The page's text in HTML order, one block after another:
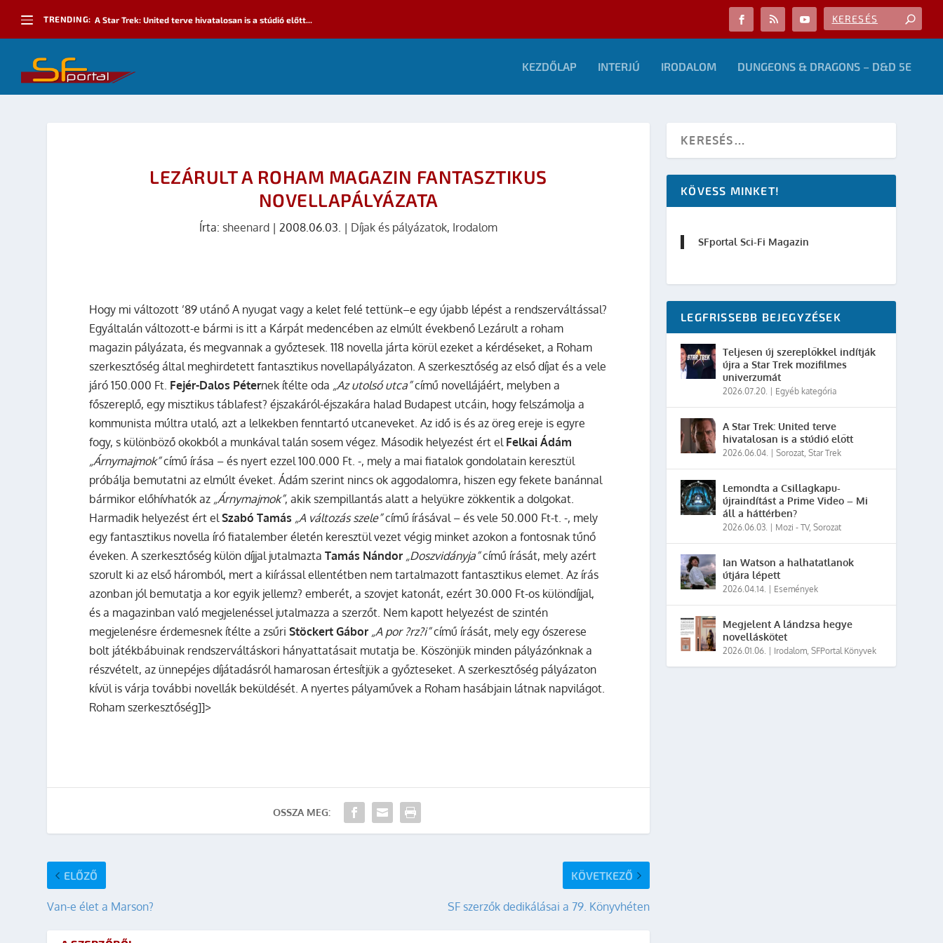
TRENDING: A Star Trek: United terve hivatalosan is a stúdió előtt...
KEZDŐLAP INTERJÚ IRODALOM DUNGEONS & DRAGONS – D&D 5E
LEZÁRULT A ROHAM MAGAZIN FANTASZTIKUS
NOVELLAPÁLYÁZATA
Írta:sheenard |2008.06.03. | Díjak és pályázatok, Irodalom
Hogy mi változott ’89 utánő A nyugat vagy a kelet felé tettünk–e egy újabb lépést a rendszerváltással?
Egyáltalán változott-e bármi is itt a Kárpát medencében az elmúlt évekbenő Lezárult a roham
magazin pályázata, és megvannak a győztesek. 118 novella járta körül ezeket a kérdéseket, a Roham
szerkesztőség által meghirdetett fantasztikus novellapályázaton. A szerkesztőség az első díjat és a vele
járó 150.000 Ft. Fejér-Dalos Péternek ítélte oda „Az utolsó utca”című novellájáért, melyben a
főszereplő, egy misztikus táblafest? éjszakáról-éjszakára halad Budapest utcáin, hogy felszámolja a
kommunista múltra utaló, azt a lelkekben fenntartó utcaneveket. Az idő is és az öreg ereje is egyre
fogy, s különböző okokból a munkával talán sosem végez. Második helyezést ért el Felkai Ádám
„Árnymajmok”című írása – és nyert ezzel 100.000 Ft. -, mely a mai fiatalok gondolatain keresztül
próbálja bemutatni az elmúlt éveket. Ádám szerint nincs ok aggodalomra, hiszen egy fekete banánnal
bármikor előhívhatók az „Árnymajmok”, akik szempillantás alatt a helyükre zökkentik a dolgokat.
Harmadik helyezést ért elSzabó Tamás „A változás szele”című írásával – és vele 50.000 Ft-t. -, mely
egy fantasztikus novella író fiatalember életén keresztül vezet végig minket azokon a fontosnak tűnő
éveken. A szerkesztőség külön díjjal jutalmaztaTamás Nándor „Doszvidányja”című írását, mely azért
szorult ki az első háromból, mert a kiírással ellentétben nem tartalmazott fantasztikus elemet. Az írás
azonban jól bemutatja a kor egyik jellemz? emberét, a szovjet katonát, ezért 30.000 Ft-os különdíjjal,
és a magazinban való megjelenéssel jutalmazza a szerzőt. Nem kapott helyezést de szintén
megjelenésre érdemesnek ítélte a zsűriStöckert Gábor „A por ?rz?i”című írását, mely egy ószerese
bolt játékbábuinak rendszerváltáskori hányattatásait mutatja be. Köszönjük minden pályázónknak a
részvételt, az ünnepéjes díjátadásról hamarosan értesítjük a győzteseket. A szerkesztőség pályázaton
kívül is várja további novellák beküldését. A nyertes pályaművek a Roham hasábjain látnak napvilágot.
Roham szerkesztőség]]>
OSSZA MEG:
ELŐZŐ
Van-e élet a Marson?
KÖVETKEZŐ
SF szerzők dedikálásai a 79. Könyvhéten
KÖVESS MINKET!
SFportal Sci-Fi Magazin
LEGFRISSEBB BEJEGYZÉSEK
Teljesen új szereplőkkel indítják
újra a Star Trek mozifilmes
univerzumát
2026.07.20. Egyéb kategória
A Star Trek: United terve
hivatalosan is a stúdió előtt
2026.06.04. |Sorozat,Star Trek
Lemondta a Csillagkapu-
újraindítást a Prime Video – Mi
áll a háttérben?
2026.06.03. Mozi - TV,Sorozat
Ian Watson a halhatatlanok
útjára lépett
2026.04.14. Események
Megjelent A lándzsa hegye
novelláskötet
2026.01.06. Irodalom,SFPortal Könyvek